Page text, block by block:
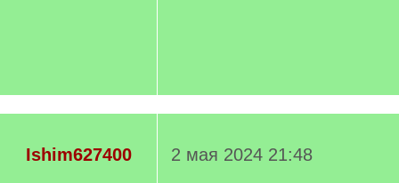
Ishim627400
2 мая 2024 21:48